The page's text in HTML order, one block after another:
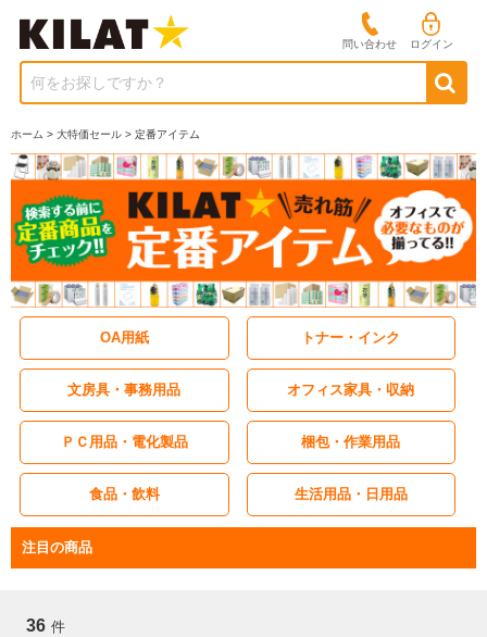
問い合わせ ログイン
何をお探しですか？
ホーム > 大特価セール > 定番アイテム
OA用紙 トナー・インク
文房具・事務用品 オフィス家具・収納
ＰＣ用品・電化製品 梱包・作業用品
食品・飲料 生活用品・日用品
注目の商品
36 件